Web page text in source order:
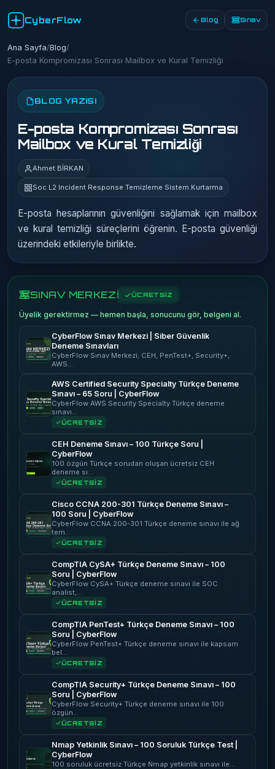
CyberFlow Blog Sınav
Ana Sayfa/Blog/
E-posta Kompromizası Sonrası Mailbox ve Kural Temizliği
BLOG YAZISI
E-posta Kompromizası Sonrası
Mailbox ve Kural Temizliği
Ahmet BİRKAN
Soc L2 Incident Response Temizleme Sistem Kurtarma
E-posta hesaplarının güvenliğini sağlamak için mailbox
ve kural temizliği süreçlerini öğrenin. E-posta güvenliği
üzerindeki etkileriyle birlikte.
SINAV MERKEZİ ÜCRETSİZ
Üyelik gerektirmez — hemen başla, sonucunu gör, belgeni al.
CyberFlow Sınav Merkezi | Siber Güvenlik
Deneme Sınavları
CyberFlow Sınav Merkezi; CEH, PenTest+, Security+,
AWS…
AWS Certified Security Specialty Türkçe Deneme
Sınavı – 65 Soru | CyberFlow
CyberFlow AWS Security Specialty Türkçe deneme
sınavı…
ÜCRETSİZ
CEH Deneme Sınavı – 100 Türkçe Soru |
CyberFlow
100 özgün Türkçe sorudan oluşan ücretsiz CEH
deneme sı…
ÜCRETSİZ
Cisco CCNA 200-301 Türkçe Deneme Sınavı –
100 Soru | CyberFlow
CyberFlow CCNA 200-301 Türkçe deneme sınavı ile ağ
tem…
ÜCRETSİZ
CompTIA CySA+ Türkçe Deneme Sınavı – 100
Soru | CyberFlow
CyberFlow CySA+ Türkçe deneme sınavı ile SOC
analist,…
ÜCRETSİZ
CompTIA PenTest+ Türkçe Deneme Sınavı – 100
Soru | CyberFlow
CyberFlow PenTest+ Türkçe deneme sınavı ile kapsam
bel…
ÜCRETSİZ
CompTIA Security+ Türkçe Deneme Sınavı – 100
Soru | CyberFlow
CyberFlow Security+ Türkçe deneme sınavı ile 100
özgün…
ÜCRETSİZ
Nmap Yetkinlik Sınavı – 100 Soruluk Türkçe Test |
CyberFlow
100 soruluk ücretsiz Türkçe Nmap yetkinlik sınavı ile…